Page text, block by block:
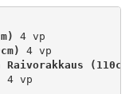
4 vp